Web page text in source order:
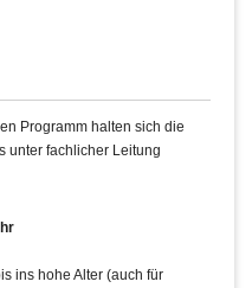
Programm halten sich die
unter fachlicher Leitung
ins hohe Alter (auch für